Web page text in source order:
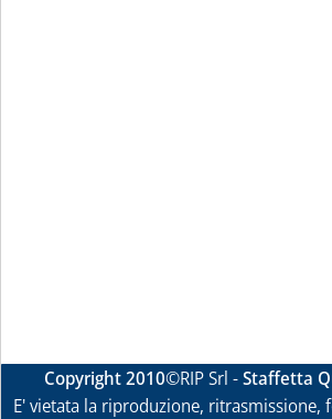
Copyright 2010©RIP Srl -Staffetta
E' vietata la riproduzione,